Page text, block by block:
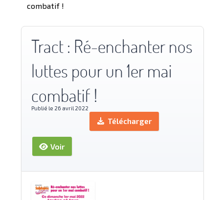
combatif !
Tract : Ré-enchanter nos
luttes pour un 1er mai
combatif !
Publié le 26 avril 2022
Télécharger
Voir